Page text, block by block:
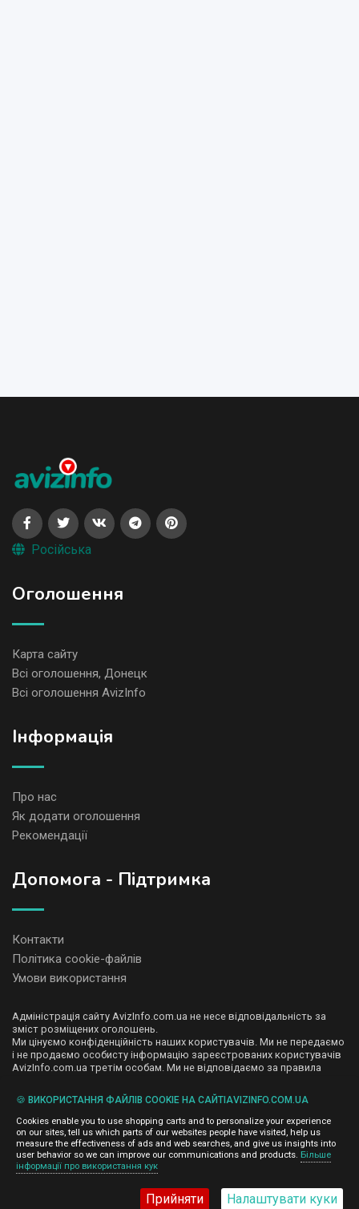
Російська
Оголошення
Карта сайту
Всі оголошення, Донецк
Всі оголошення AvizInfo
Iнформація
Про нас
Як додати оголошення
Рекомендації
Допомога - Підтримка
Контакти
Політика cookie-файлів
Умови використання
Адміністрація сайту AvizInfo.com.ua не несе відповідальність за
зміст розміщених оголошень.
Ми цінуємо конфіденційність наших користувачів. Ми не передаємо
і не продаємо особисту інформацію зареєстрованих користувачів
AvizInfo.com.ua третім особам. Ми не відповідаємо за правила
деяких сторінках нашого сайту представлена реклама Google
Adsense Advertising Network. Щоб дізнатися детальніше про
правила конфіденційності Googleнатисніть тут.
©2008-2026,AvizInfo.com.ua
🍪 ВИКОРИСТАННЯ ФАЙЛІВ COOKIE НА САЙТІAVIZINFO.COM.UA
Cookies enable you to use shopping carts and to personalize your experience
on our sites, tell us which parts of our websites people have visited, help us
measure the effectiveness of ads and web searches, and give us insights into
user behavior so we can improve our communications and products. Більше
інформації про використання кук
Прийняти Налаштувати куки